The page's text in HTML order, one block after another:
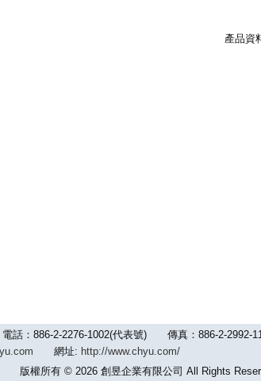
產品資
話：886-2-2276-1002(代表號) 傳真：886-2-2992-
網址: http://www.chyu.com/
版權所有 © 2026 創昱企業有限公司 All Rights